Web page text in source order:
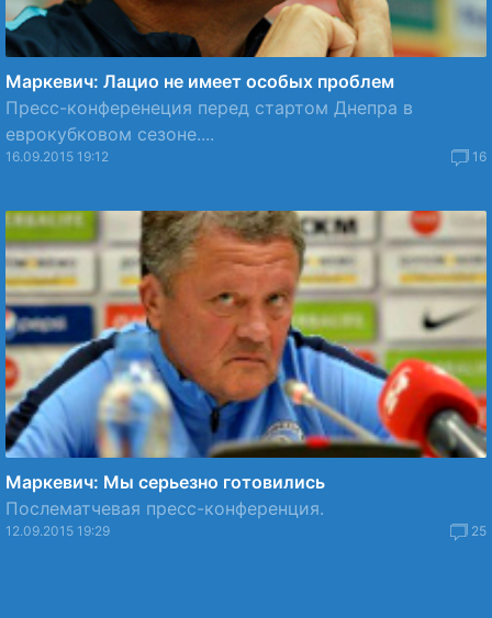
Маркевич: Лацио не имеет особых проблем
Пресс-конференеция перед стартом Днепра в
еврокубковом сезоне....
16.09.2015 19:12 16
Маркевич: Мы серьезно готовились
Послематчевая пресс-конференция.
12.09.2015 19:29 25